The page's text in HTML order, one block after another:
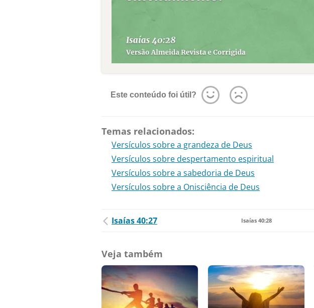
Este conteúdo foi útil?
Temas relacionados:
Versículos sobre a grandeza de Deus
Versículos sobre despertamento espiritual
Versículos sobre a sabedoria de Deus
Versículos sobre a Onisciência de Deus
Isaías 40:27 Isaías 40:28
Veja também